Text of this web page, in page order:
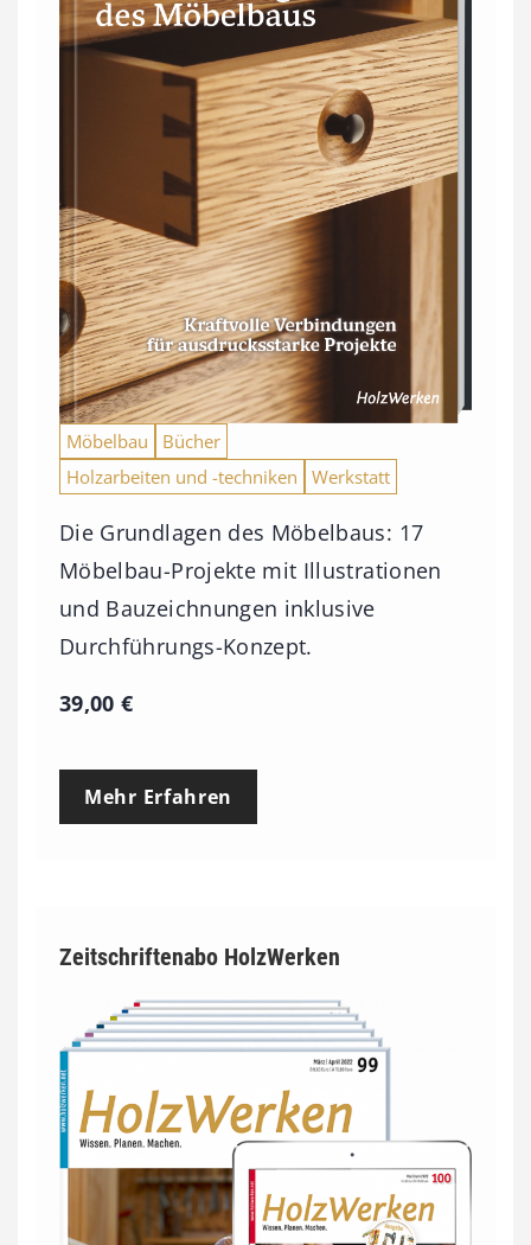
Möbelbau
Bücher
Holzarbeiten und -techniken
Werkstatt
Die Grundlagen des Möbelbaus: 17
Möbelbau-Projekte mit Illustrationen
und Bauzeichnungen inklusive
Durchführungs-Konzept.
39,00€
Mehr Erfahren
Zeitschriftenabo HolzWerken